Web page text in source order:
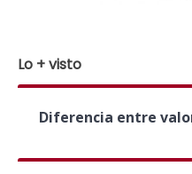
Lo + visto
Diferencia entre